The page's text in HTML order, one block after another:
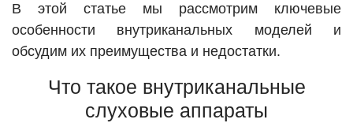
В этой статье мы рассмотрим ключевые
особенности внутриканальных моделей и
обсудим их преимущества и недостатки.
Что такое внутриканальные
слуховые аппараты